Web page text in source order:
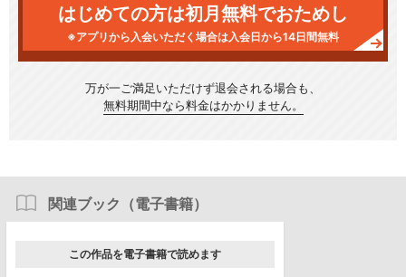
はじめての方は初月無料でおためし
※アプリから入会いただく場合は入会日から14日間無料
万が一ご満足いただけず退会される場合も、
無料期間中なら料金はかかりません。
関連ブック（電子書籍）
この作品を電子書籍で読めます